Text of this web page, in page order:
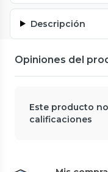
Descripción
Opiniones del
Este producto
calificaciones